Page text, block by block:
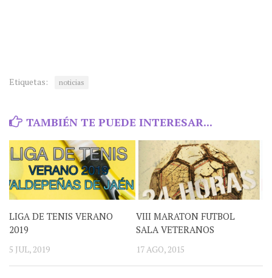
Etiquetas: noticias
TAMBIÉN TE PUEDE INTERESAR...
LIGA DE TENIS VERANO
2019
5 JUL, 2019
VIII MARATON FUTBOL
SALA VETERANOS
17 AGO, 2015